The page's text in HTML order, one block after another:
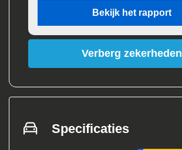
Bekijk het rapport
Verberg zekerheden
Specificaties